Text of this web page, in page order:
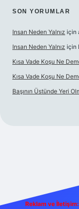
SON YORUMLAR
Insan Neden Yalnız için
Insan Neden Yalnız için
Kısa Vade Koşu Ne
Kısa Vade Koşu Ne
Başının Üstünde Yeri
Reklam ve İletişim: